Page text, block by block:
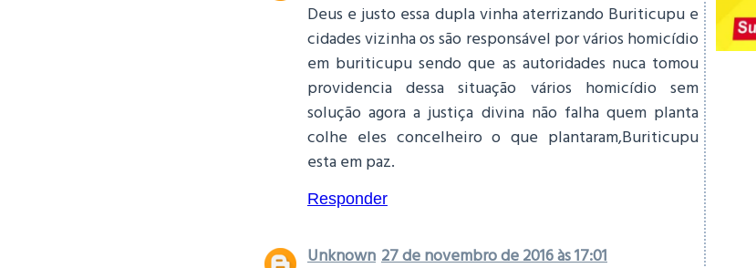
Deus e justo essa dupla vinha aterrizando Buriticupu e
cidades vizinha os são responsável por vários homicídio
em buriticupu sendo que as autoridades nuca tomou
providencia dessa situação vários homicídio sem
solução agora a justiça divina não falha quem planta
colhe eles concelheiro o que plantaram,Buriticupu
esta em paz.
Responder
Unknown 27 de novembro de 2016 às 17:01